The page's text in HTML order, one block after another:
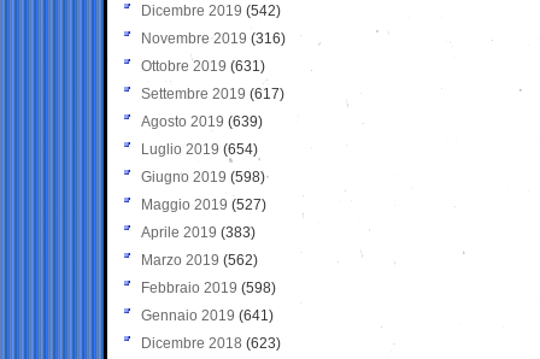
Dicembre 2019 (542)
Novembre 2019 (316)
Ottobre 2019 (631)
Settembre 2019 (617)
Agosto 2019 (639)
Luglio 2019 (654)
Giugno 2019 (598)
Maggio 2019 (527)
Aprile 2019 (383)
Marzo 2019 (562)
Febbraio 2019 (598)
Gennaio 2019 (641)
Dicembre 2018 (623)